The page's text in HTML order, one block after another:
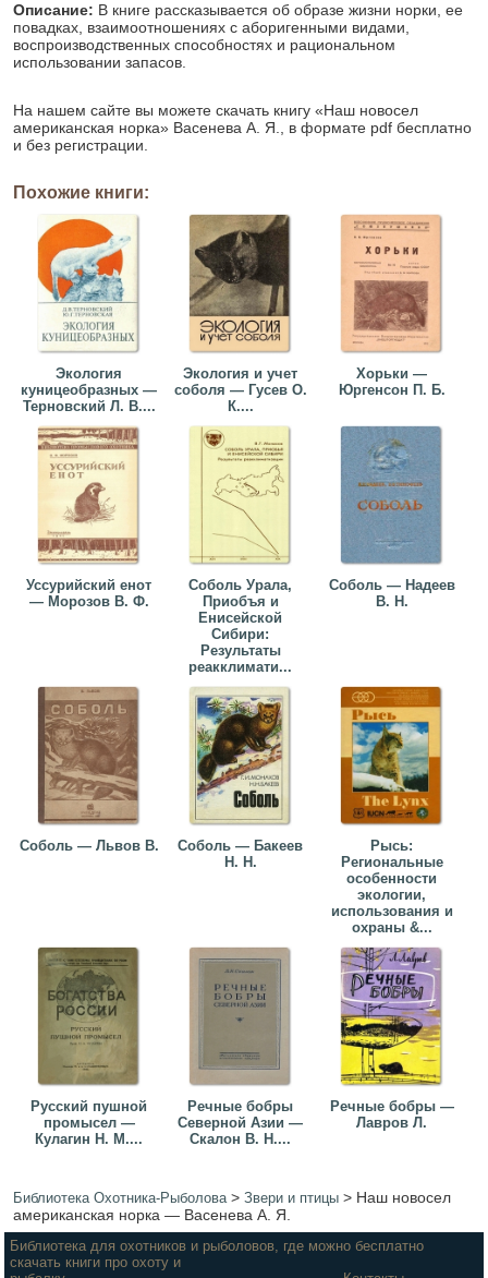
Описание: В книге рассказывается об образе жизни норки, ее
повадках, взаимоотношениях с аборигенными видами,
воспроизводственных способностях и рациональном
использовании запасов.
На нашем сайте вы можете скачать книгу «Наш новосел
американская норка» Васенева А. Я., в формате pdf бесплатно
и без регистрации.
Похожие книги:
Экология
куницеобразных —
Терновский Л. В....
Экология и учет
соболя — Гусев О.
К....
Хорьки —
Юргенсон П. Б.
Уссурийский енот
— Морозов В. Ф.
Соболь Урала,
Приобъя и
Енисейской
Сибири:
Результаты
реакклимати...
Соболь — Надеев
В. Н.
Соболь — Львов В.
Соболь — Бакеев
Н. Н.
Рысь:
Региональные
особенности
экологии,
использования и
охраны &...
Русский пушной
промысел —
Кулагин Н. М....
Речные бобры
Северной Азии —
Скалон В. Н....
Речные бобры —
Лавров Л.
Библиотека Охотника-Рыболова>Звери и птицы > Наш новосел
американская норка — Васенева А. Я.
Библиотека для охотников и рыболовов, где можно бесплатно
скачать книги про охоту и